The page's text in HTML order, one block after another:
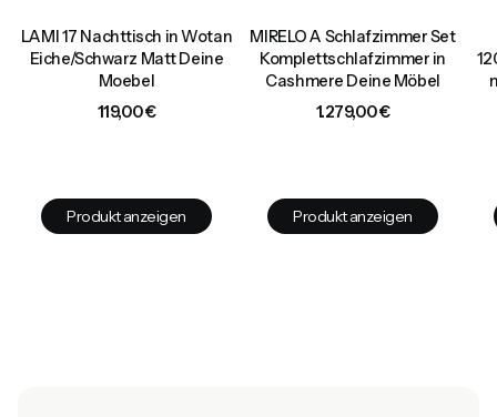
LAMI 17 Nachttisch in Wotan
Eiche/Schwarz Matt Deine
Moebel
Preis
119,00 €
Produkt anzeigen
MIRELO A Schlafzimmer Set
Komplettschlafzimmer in
Cashmere Deine Möbel
Preis
1.279,00 €
Produkt anzeigen